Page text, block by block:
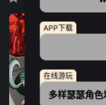
APP下载
在线游玩
多样瑟瑟角